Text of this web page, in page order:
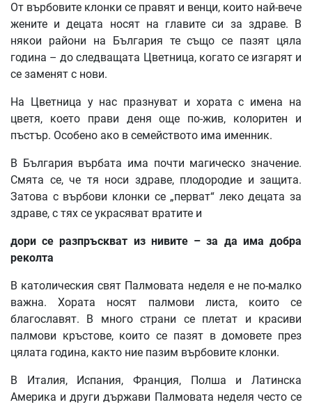
От върбовите клонки се правят и венци, които най-вече
жените и децата носят на главите си за здраве. В
някои райони на България те също се пазят цяла
година – до следващата Цветница, когато се изгарят и
се заменят с нови.
На Цветница у нас празнуват и хората с имена на
цветя, което прави деня още по-жив, колоритен и
пъстър. Особено ако в семейството има именник.
В България върбата има почти магическо значение.
Смята се, че тя носи здраве, плодородие и защита.
Затова с върбови клонки се „перват“ леко децата за
здраве, с тях се украсяват вратите и
дори се разпръскват из нивите–за да има добра
реколта
В католическия свят Палмовата неделя е не по-малко
важна. Хората носят палмови листа, които се
благославят. В много страни се плетат и красиви
палмови кръстове, които се пазят в домовете през
цялата година, както ние пазим върбовите клонки.
В Италия, Испания, Франция, Полша и Латинска
Америка и други държави Палмовата неделя често се